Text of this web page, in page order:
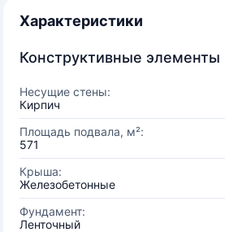
Характеристики
Конструктивные элементы
Несущие стены:
Кирпич
Площадь подвала, м²:
571
Крыша:
Железобетонные
Фундамент:
Ленточный